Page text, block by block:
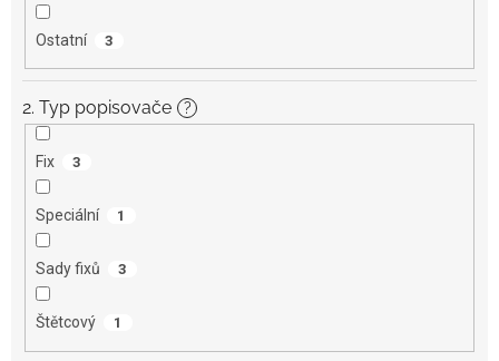
Ostatní 3
2. Typ popisovače ?
Fix 3
Speciální 1
Sady fixů 3
Štětcový 1